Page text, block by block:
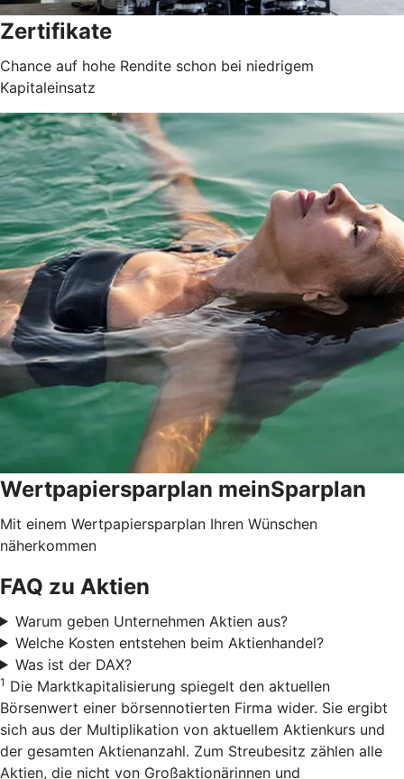
Zertifikate
Chance auf hohe Rendite schon bei niedrigem
Kapitaleinsatz
Wertpapiersparplan meinSparplan
Mit einem Wertpapiersparplan Ihren Wünschen
näherkommen
FAQ zu Aktien
Warum geben Unternehmen Aktien aus?
Welche Kosten entstehen beim Aktienhandel?
Was ist der DAX?
1 Die Marktkapitalisierung spiegelt den aktuellen
Börsenwert einer börsennotierten Firma wider. Sie ergibt
sich aus der Multiplikation von aktuellem Aktienkurs und
der gesamten Aktienanzahl. Zum Streubesitz zählen alle
Aktien, die nicht von Großaktionärinnen und